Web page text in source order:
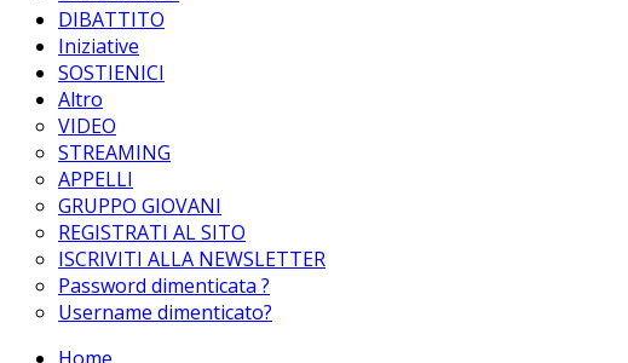
DIBATTITO
Iniziative
SOSTIENICI
Altro
VIDEO
STREAMING
APPELLI
GRUPPO GIOVANI
REGISTRATI AL SITO
ISCRIVITI ALLA NEWSLETTER
Password dimenticata ?
Username dimenticato?